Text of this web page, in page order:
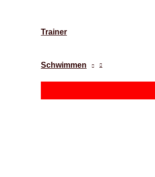
Trainer
Schwimmen